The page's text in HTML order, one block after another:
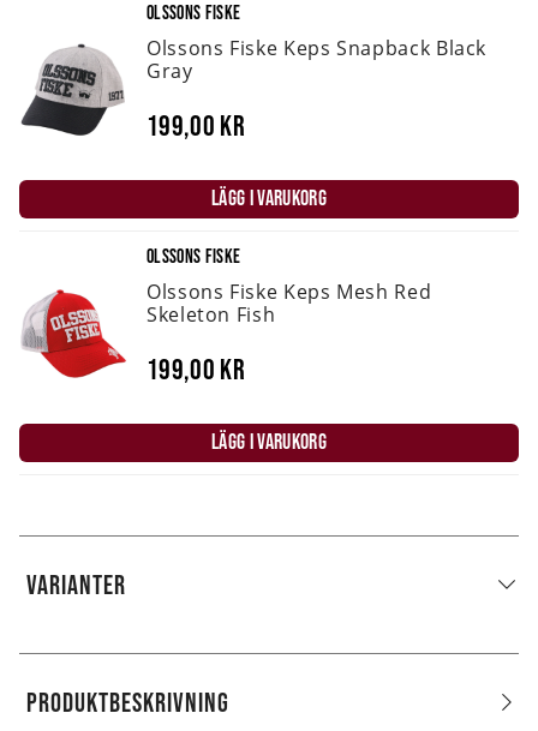
OLSSONS FISKE
Olssons Fiske Keps Snapback Black
Gray
199,00 kr
LÄGG I VARUKORG
OLSSONS FISKE
Olssons Fiske Keps Mesh Red
Skeleton Fish
199,00 kr
LÄGG I VARUKORG
VARIANTER
PRODUKTBESKRIVNING